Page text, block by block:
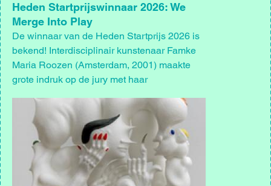
Heden Startprijswinnaar 2026: We
Merge Into Play
De winnaar van de Heden Startprijs 2026 is
bekend! Interdisciplinair kunstenaar Famke
Maria Roozen (Amsterdam, 2001) maakte
grote indruk op de jury met haar
Afbeelding